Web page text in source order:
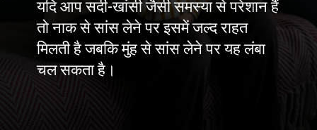
यदि आप सर्दी-खांसी जैसी समस्या से परेशान हैं
तो नाक से सांस लेने पर इसमें जल्द राहत
मिलती है जबकि मुंह से सांस लेने पर यह लंबा
चल सकता है।